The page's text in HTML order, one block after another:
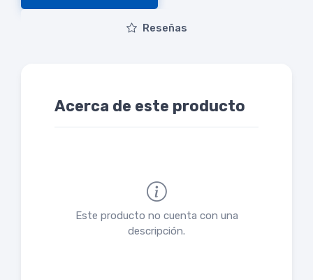
Reseñas
Acerca de este producto
Este producto no cuenta con una
descripción.